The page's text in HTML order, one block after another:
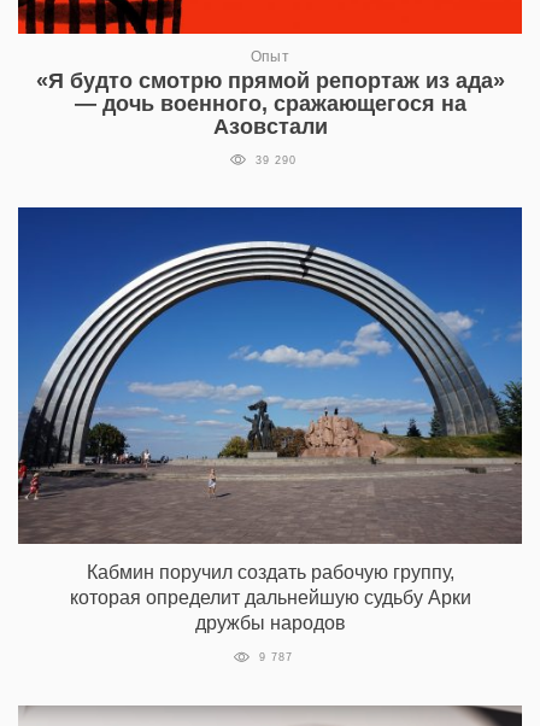
Опыт
«Я будто смотрю прямой репортаж из ада»
— дочь военного, сражающегося на
Азовстали
39 290
Кабмин поручил создать рабочую группу,
которая определит дальнейшую судьбу Арки
дружбы народов
9 787